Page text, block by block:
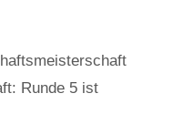
Runde 5 ist